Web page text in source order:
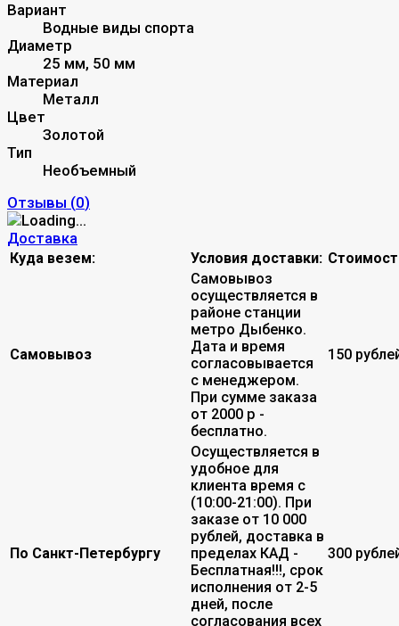
Вариант
Водные виды спорта
Диаметр
25 мм, 50 мм
Материал
Металл
Цвет
Золотой
Тип
Необъемный
Отзывы (0)
Доставка
Куда везем: Условия доставки:
Самовывоз
Самовывоз
осуществляется в
районе станции
метро Дыбенко.
Дата и время
согласовывается
с менеджером.
При сумме заказа
от 2000 р -
бесплатно.
150
По Санкт-Петербургу
Осуществляется в
удобное для
клиента время с
(10:00-21:00). При
заказе от 10 000
рублей, доставка в
пределах КАД -
Бесплатная!!!, срок
исполнения от 2-5
дней, после
согласования всех
300